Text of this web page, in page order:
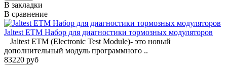
В закладки
В сравнение
Jaltest ETM Набор для диагностики тормозных модуляторов
Jaltest ETM (Electronic Test Module)- это новый
дополнительный модуль программного ..
83220 руб